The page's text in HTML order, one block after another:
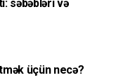
səbəbləri və
üçün necə?